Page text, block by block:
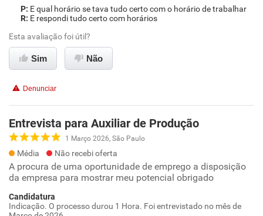
E qual horário se tava tudo certo com o horário de trabalhar
E respondi tudo certo com horários
Esta avaliação foi útil?
Sim Não
Denunciar
Entrevista para Auxiliar de Produção
1 Março 2026, São Paulo
Média Não recebi oferta
A procura de uma oportunidade de emprego a disposição
da empresa para mostrar meu potencial obrigado
Candidatura
Indicação. O processo durou 1 Hora. Foi entrevistado no mês de